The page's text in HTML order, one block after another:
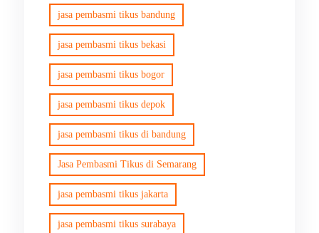
jasa pembasmi tikus bandung
jasa pembasmi tikus bekasi
jasa pembasmi tikus bogor
jasa pembasmi tikus depok
jasa pembasmi tikus di bandung
Jasa Pembasmi Tikus di Semarang
jasa pembasmi tikus jakarta
jasa pembasmi tikus surabaya